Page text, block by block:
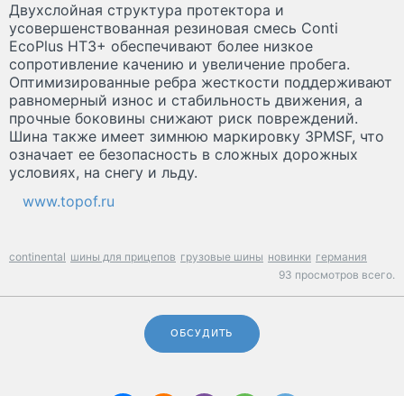
Двухслойная структура протектора и
усовершенствованная резиновая смесь Conti
EcoPlus HT3+ обеспечивают более низкое
сопротивление качению и увеличение пробега.
Оптимизированные ребра жесткости поддерживают
равномерный износ и стабильность движения, а
прочные боковины снижают риск повреждений.
Шина также имеет зимнюю маркировку 3PMSF, что
означает ее безопасность в сложных дорожных
условиях, на снегу и льду.
www.topof.ru
continental шины для прицепов грузовые шины новинки германия
93 просмотров всего.
ОБСУДИТЬ